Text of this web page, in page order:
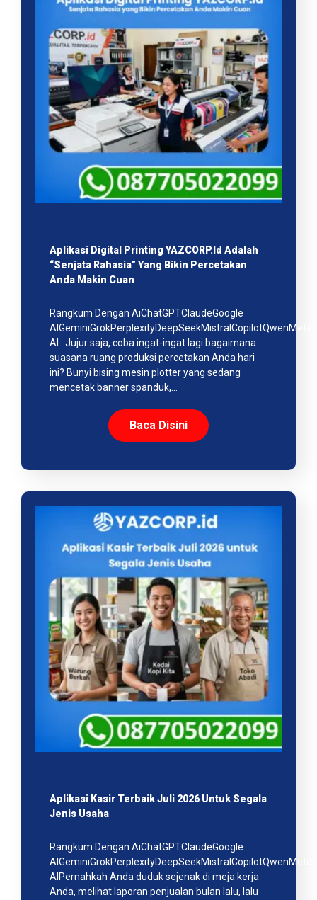
Aplikasi Digital Printing YAZCORP.id Adalah
“Senjata Rahasia” Yang Bikin Percetakan
Anda Makin Cuan
Rangkum Dengan AiChatGPTClaudeGoogle
AIGeminiGrokPerplexityDeepSeekMistralCopilotQwenMeta
AI Jujur saja, coba ingat-ingat lagi bagaimana
suasana ruang produksi percetakan Anda hari
ini? Bunyi bising mesin plotter yang sedang
mencetak banner spanduk,…
Baca Disini
Aplikasi Kasir Terbaik Juli 2026 Untuk Segala
Jenis Usaha
Rangkum Dengan AiChatGPTClaudeGoogle
AIGeminiGrokPerplexityDeepSeekMistralCopilotQwenMeta
AIPernahkah Anda duduk sejenak di meja kerja
Anda, melihat laporan penjualan bulan lalu, lalu